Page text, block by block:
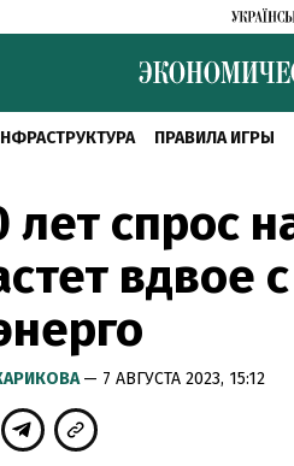
ПРАВИЛА ИГРЫ
лет спрос
вдвое
— 7 АВГУСТА 2023, 15:12